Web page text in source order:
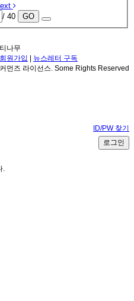
/ 40
GO
나무
원가입
뉴스레터 구독
먼즈 라이선스. Some Rights Reserved
ID/PW 찾기
로그인
.